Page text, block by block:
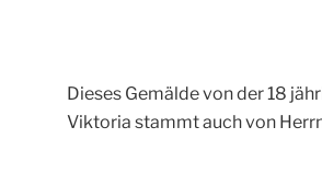
Dieses Gemälde von der 18
Viktoria stammt auch von